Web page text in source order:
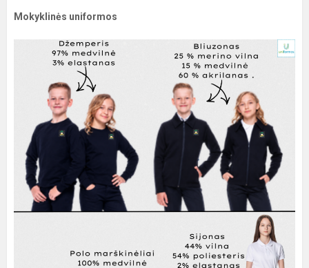
Mokyklinės uniformos